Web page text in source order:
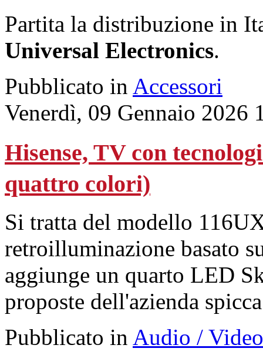
Partita la distribuzione in
Universal Electronics.
Pubblicato in Accessori
Venerdì, 09 Gennaio 2026
Hisense, TV con
quattro colori)
Si tratta del modello
retroilluminazione basato
aggiunge un quarto LED
proposte dell'azienda
Pubblicato in Audio / Video